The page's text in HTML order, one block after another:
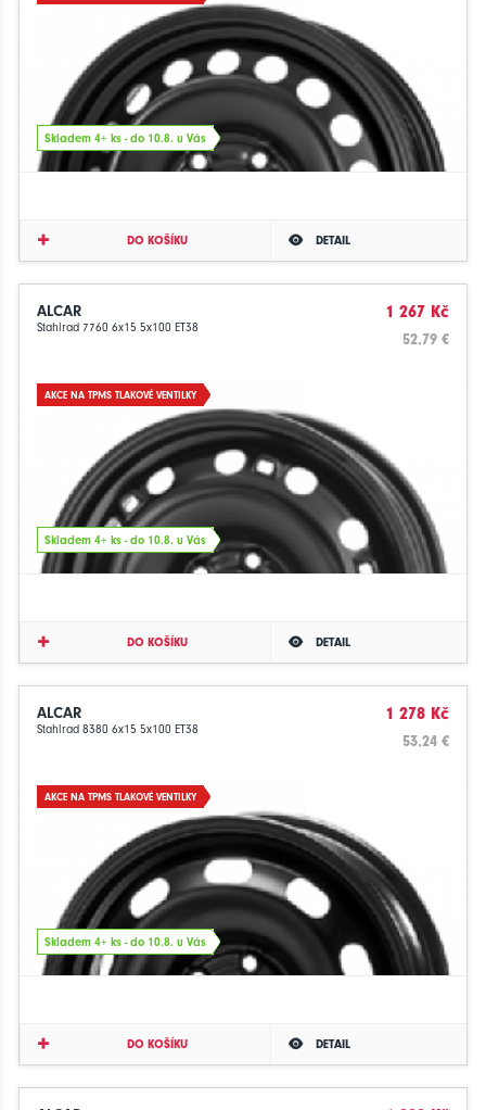
Skladem 4+ ks - do 10.8. u Vás
DO KOŠÍKU DETAIL
ALCAR
Stahlrad 7760 6x15 5x100 ET38
1 267 Kč
52.79 €
AKCE NA TPMS TLAKOVÉ VENTILKY
Skladem 4+ ks - do 10.8. u Vás
DO KOŠÍKU DETAIL
ALCAR
Stahlrad 8380 6x15 5x100 ET38
1 278 Kč
53.24 €
AKCE NA TPMS TLAKOVÉ VENTILKY
Skladem 4+ ks - do 10.8. u Vás
DO KOŠÍKU DETAIL